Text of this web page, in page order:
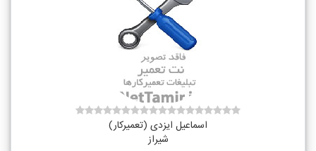
اسماعیل ایزدی (تعمیرکار)
شیراز